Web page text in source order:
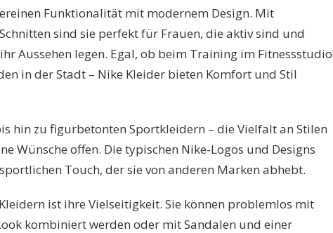
Funktionalität mit modernem Design. Mit
sind sie perfekt für Frauen, die aktiv sind und
Aussehen legen. Egal, ob beim Training im Fitnessstudio
in der Stadt – Nike Kleider bieten Komfort und Stil
hin zu figurbetonten Sportkleidern – die Vielfalt an Stilen
Wünsche offen. Die typischen Nike-Logos und Designs
Touch, der sie von anderen Marken abhebt.
ist ihre Vielseitigkeit. Sie können problemlos mit
kombiniert werden oder mit Sandalen und einer